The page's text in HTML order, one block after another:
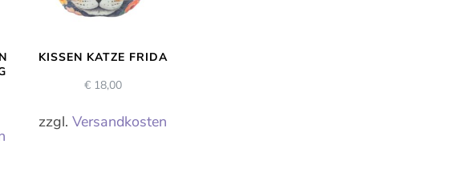
KISSEN KATZE FRIDA
€18,00
zzgl.Versandkosten